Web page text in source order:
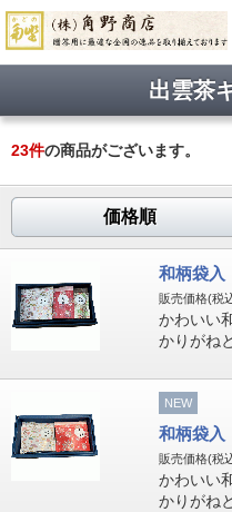
出雲茶
23件の商品がございます。
価格順
和柄袋
販売価格(税
かわいい
かりがね
NEW
和柄袋
販売価格(税
かわいい
かりがね